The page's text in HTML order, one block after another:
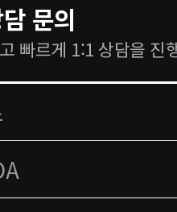
문의
빠르게 1:1 상담을 진